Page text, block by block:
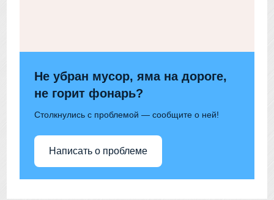
Не убран мусор, яма на дороге,
не горит фонарь?
Столкнулись с проблемой — сообщите о ней!
Написать о проблеме